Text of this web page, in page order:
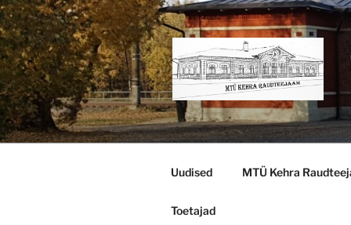
Skip
to
content
KEHRA
Uudised MTÜ Kehra
Toetajad